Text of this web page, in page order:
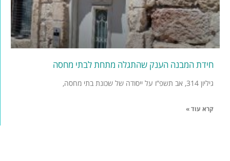
חידת המבנה הענק שהתגלה מתחת לבתי מחסה
גיליון 314, אב תשפ”ו על ייסודה של שכונת בתי מחסה,
קרא עוד »